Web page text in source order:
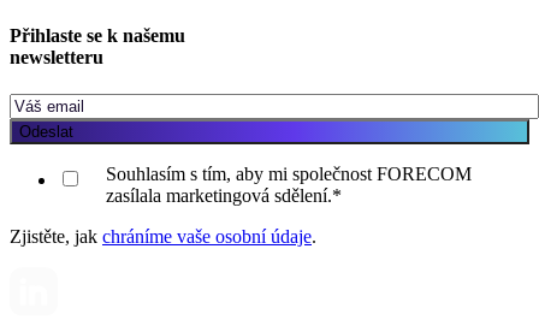
Přihlaste se k našemu
newsletteru
Souhlasím s tím, aby mi společnost FORECOM
zasílala marketingová sdělení.*
Zjistěte, jak chráníme vaše osobní údaje.